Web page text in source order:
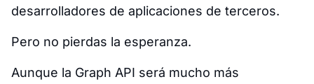
desarrolladores de aplicaciones de terceros.
Pero no pierdas la esperanza.
Aunque la Graph API será mucho más